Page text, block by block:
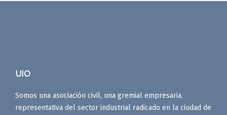
UIO
Somos una asociación civil, una gremial empresaria,
representativa del sector industrial radicado en la ciudad de